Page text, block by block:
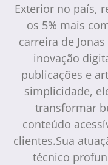
Exterior no país,
os 5% mais
carreira de
inovação
publicações e
simplicidade,
transformar
conteúdo
clientes.Sua
técnico